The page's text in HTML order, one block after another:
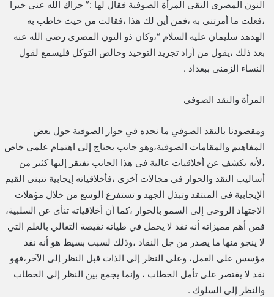
النون المصري التقى المرأة الصوفية فقال لها :” جزاك الله عني خيرا
،فعلت ما أمرتني به ،فمن أين لك هذا ،فقالت من حيث خاطب به
الهدهد سليمان عليه السلام “،وكان ذو النون المصري رضي الله عنه
بعد ذلك ،يقول من أراد تجريد التوحيد وخالص التوكل فليسمع لقول
النساء الزمنى ببغداد .
المرأة والنقد الصوفي
ومقصودنا بالنقد الصوفي ما نجده في حوار الصوفية حول بعض
المفاهيم والمقامات الصوفية،وهو جانب يحتاج إلى اهتمام علمي خاص
،لأنه يكشف عن أخلاقيات عالية في هذا الجانب تفتقر إليها كثير من
أساليب النقد والحوار في مجالات أخرى ،فأخلاقياته إيجابية تتبنى القيم
الإيجابية في المنتقد وتبذل الجهد و تستفرغ الوسع من خلال مؤهلات
الاجتهاد الروحي إلى السمو بالحوار ،كما أن أخلاقياته تنأى عن السلبية،
فمن أهم مميزاته أنه نقد لا يحمل في طياته نقيصة التعالي بالعلم التي
لا ينجو منها ما يصدر من جل النقاد ،وذلك لسبب بسيط هو أنه نقد
مؤسس على العمل، وعلى النظر إلى الذات قبل النظر إلى الآخر،فهو
نقد لا يقتصر على تأمل الخطاب ، وإنما يجمع بين النظر إلى الخطاب
والنظر إلى السلوك .